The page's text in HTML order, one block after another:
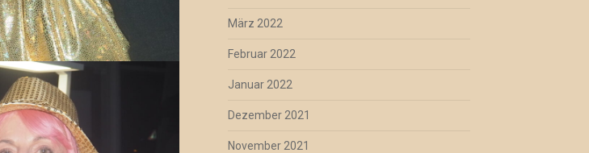
März 2022
Februar 2022
Januar 2022
Dezember 2021
November 2021